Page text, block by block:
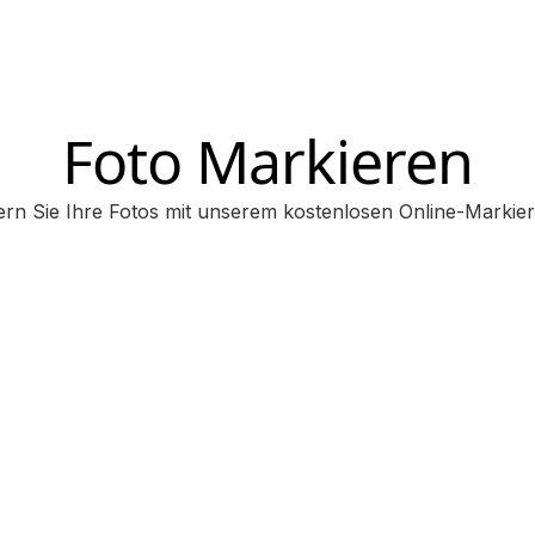
Foto Markieren
Sie Ihre Fotos mit unserem kostenlosen Online-